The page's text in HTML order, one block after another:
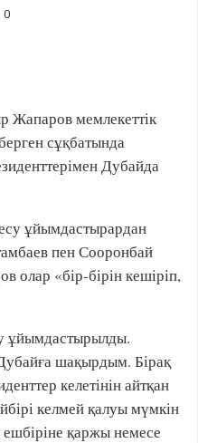
0
Жапаров мемлекеттік
сұқбатында
Дубайда
ұйымдастырардан
пен Сооронбай
олар «бір-бірін кешіріп,
ұйымдастырылды.
шақырдым. Бірақ
келетінін айтқан
келмей қалуы мүмкін
ешбіріне қаржы немесе